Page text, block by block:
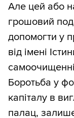
Але цей або
грошовий
допомогти у
від імені
Боротьба у
капіталу в
палац,